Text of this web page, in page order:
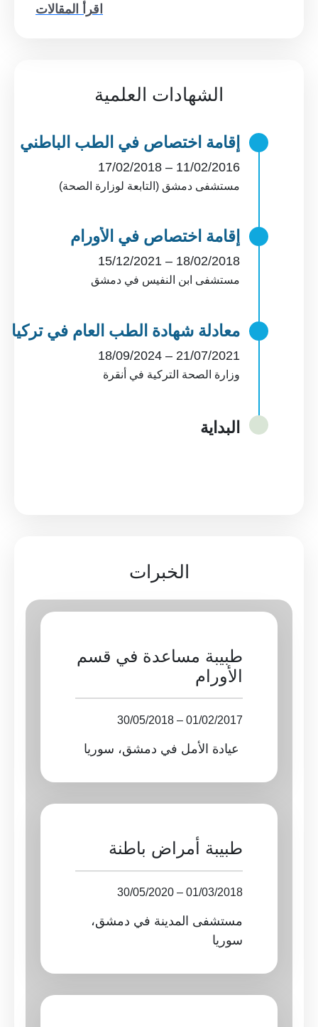
اقرأ المقالات
الشهادات العلمية
إقامة اختصاص في الطب الباطني
11/02/2016 – 17/02/2018
مستشفى دمشق (التابعة لوزارة الصحة)
إقامة اختصاص في الأورام
18/02/2018 – 15/12/2021
مستشفى ابن النفيس في دمشق
معادلة شهادة الطب العام في تركيا
21/07/2021 – 18/09/2024
وزارة الصحة التركية في أنقرة
البداية
الخبرات
طبيبة مساعدة في قسم
الأورام
01/02/2017 – 30/05/2018
طبيبة أمراض باطنة
01/03/2018 – 30/05/2020
سوريا